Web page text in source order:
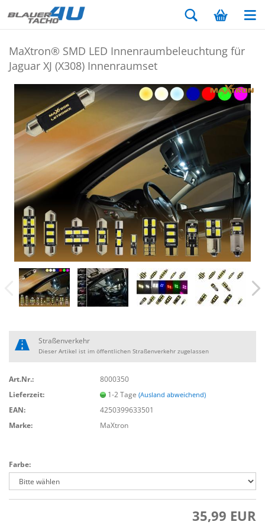
MaX­tron® SMD LED In­nen­raum­be­leuch­tung für
Ja­gu­ar XJ (X308) In­nen­ra­um­set
Art.Nr.:
8000350
Lieferzeit:
1-2 Tage(Ausland abweichend)
EAN:
4250399633501
Marke:
MaXtron
Straßenverkehr
Dieser Artikel ist im öffentlichen Straßenverkehr zugelassen
Farbe:
35,99 EUR